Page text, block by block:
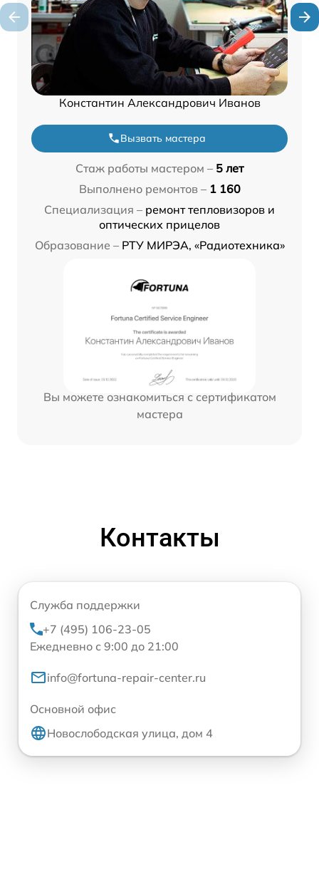
Константин Александрович Иванов
Вызвать мастера
Стаж работы мастером – 5 лет
Выполнено ремонтов – 1 160
Специализация – ремонт тепловизоров и
оптических прицелов
Образование – РТУ МИРЭА, «Радиотехника»
Вы можете ознакомиться с сертификатом
мастера
Контакты
Служба поддержки
+7 (495) 106-23-05
Ежедневно с 9:00 до 21:00
info@fortuna-repair-center.ru
Основной офис
Новослободская улица, дом 4